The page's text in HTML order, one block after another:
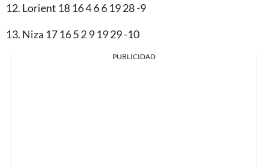
12. Lorient 18 16 4 6 6 19 28 -9
13. Niza 17 16 5 2 9 19 29 -10
PUBLICIDAD